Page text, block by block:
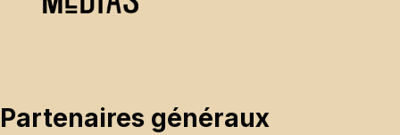
Partenaires généraux